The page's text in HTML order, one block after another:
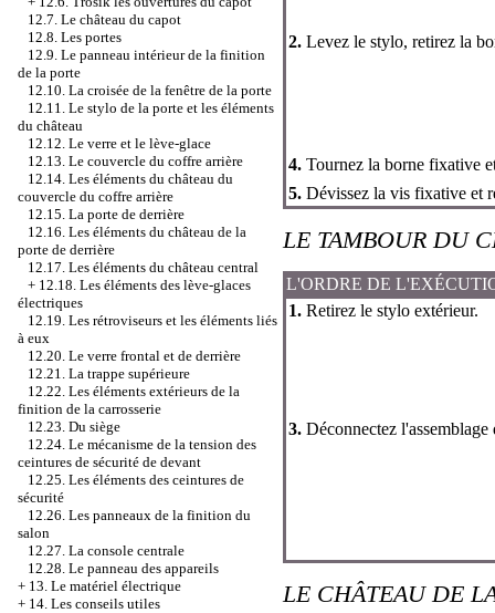
12.7. Le château du capot
12.8. Les portes
12.9. Le panneau intérieur de la finition
de la porte
12.10. La croisée de la fenêtre de la porte
12.11. Le stylo de la porte et les éléments
du château
12.12. Le verre et le lève-glace
12.13. Le couvercle du coffre arrière
12.14. Les éléments du château du
couvercle du coffre arrière
12.15. La porte de derrière
12.16. Les éléments du château de la
porte de derrière
12.17. Les éléments du château central
+ 12.18. Les éléments des lève-glaces
électriques
12.19. Les rétroviseurs et les éléments liés
à eux
12.20. Le verre frontal et de derrière
12.21. La trappe supérieure
12.22. Les éléments extérieurs de la
finition de la carrosserie
12.23. Du siège
12.24. Le mécanisme de la tension des
ceintures de sécurité de devant
12.25. Les éléments des ceintures de
sécurité
12.26. Les panneaux de la finition du
salon
12.27. La console centrale
12.28. Le panneau des appareils
+ 13. Le matériel électrique
+ 14. Les conseils utiles
2. Levez le stylo, retirez la
4. Tournez la borne fixative
5. Dévissez la vis fixative et
LE TAMBOUR DU
L'ORDRE DE
1. Retirez le stylo extérieur.
3. Déconnectez
LE CHÂTEAU DE